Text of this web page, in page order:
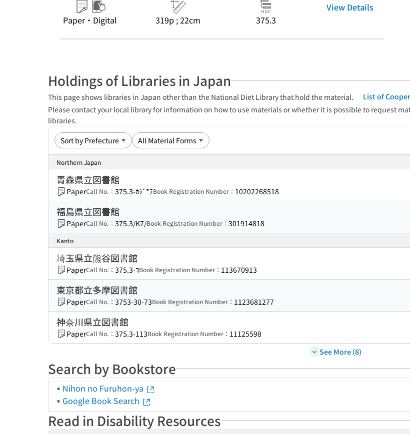
Paper・Digital 319p ; 22cm 375.3
View Details
Holdings of Libraries in Japan
This page shows libraries in Japan other than the National Diet Library that hold the material.
List of
Please contact your local library for information on how to use materials or whether it is possible to request
libraries.
Northern Japan
青森県立図書館
PaperCall No.： 375.3-ｶｼﾞ*ﾃBook Registration Number： 10202268518
福島県立図書館
PaperCall No.： 375.3/K7/Book Registration Number： 301914818
Kanto
埼玉県立熊谷図書館
PaperCall No.： 375.3-ｺBook Registration Number： 113670913
東京都立多摩図書館
PaperCall No.： 3753-30-73Book Registration Number： 1123681277
神奈川県立図書館
PaperCall No.： 375.3-113Book Registration Number： 11125598
See More (8)
Search by Bookstore
Nihon no Furuhon-ya
Google Book Search
Read in Disability Resources